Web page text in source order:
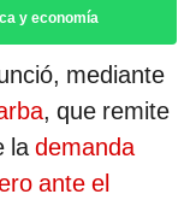
y economía
mediante
, que remite
lademanda
ante el